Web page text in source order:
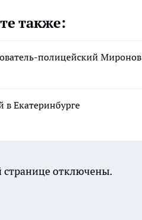
также:
полицейский Миронов
Екатеринбурге
отключены.